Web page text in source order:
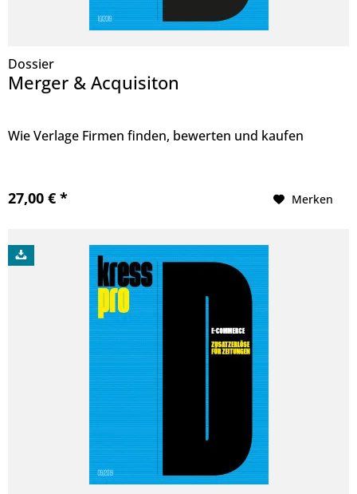
Dossier
Merger & Acquisiton
Wie Verlage Firmen finden, bewerten und kaufen
27,00 € * Merken